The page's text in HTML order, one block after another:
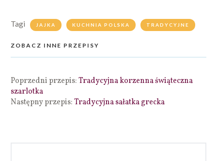
Tagi JAJKA KUCHNIA POLSKA TRADYCYJNE
ZOBACZ INNE PRZEPISY
Poprzedni przepis:Tradycyjna korzenna świąteczna
szarlotka
Następny przepis:Tradycyjna sałatka grecka